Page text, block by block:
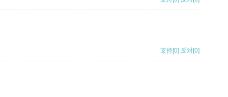
支持[0] 反对[0]